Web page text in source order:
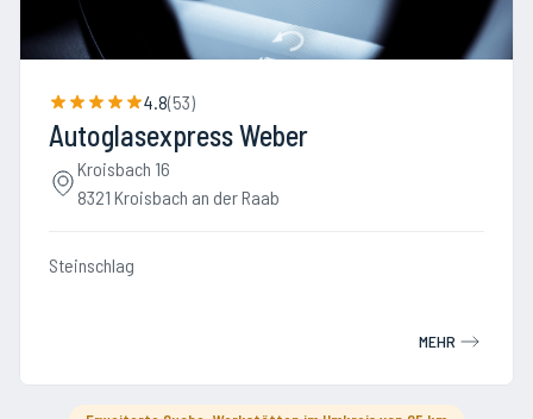
4.8(53)
Autoglasexpress Weber
Kroisbach 16
8321 Kroisbach an der Raab
Steinschlag
MEHR